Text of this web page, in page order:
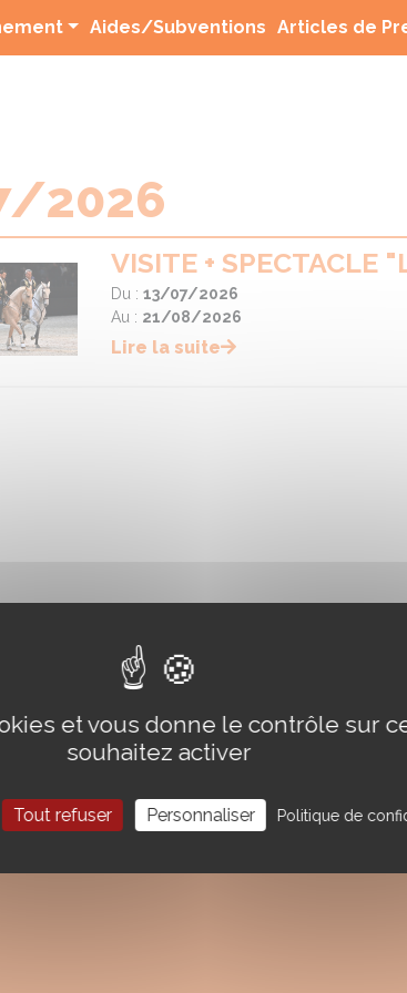
Aides/Subventions (current)
Articles de
2026
VISITE + SPECTACLE
Du : 13/07/2026
Au : 21/08/2026
Lire la suite
et vous donne le contrôle sur
souhaitez activer
Tout refuser Personnaliser Politique de